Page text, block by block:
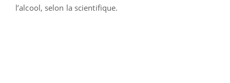
l’alcool, selon la scientifique.